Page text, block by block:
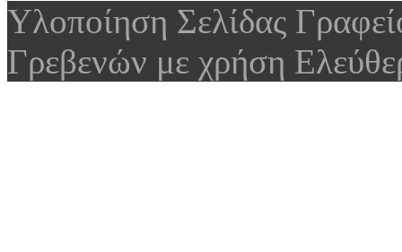
Υλοποίηση Σελίδας
Γρεβενών με χρήση